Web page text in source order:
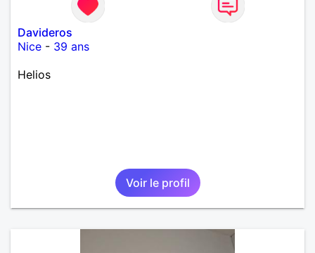
Davideros
Nice - 39 ans
Helios
Voir le profil